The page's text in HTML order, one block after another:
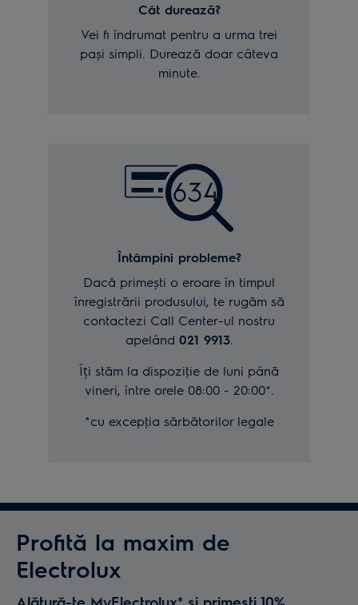
Cât durează?
Vei fi îndrumat pentru a urma trei
pași simpli. Durează doar câteva
minute.
Întâmpini probleme?
Dacă primești o eroare în timpul
înregistrării produsului, te rugăm să
contactezi Call Center-ul nostru
apelând 021 9913.
Îți stăm la dispoziţie de luni până
vineri, între orele 08:00 - 20:00*.
*cu excepţia sărbătorilor legale
Profită la maxim de
Electrolux